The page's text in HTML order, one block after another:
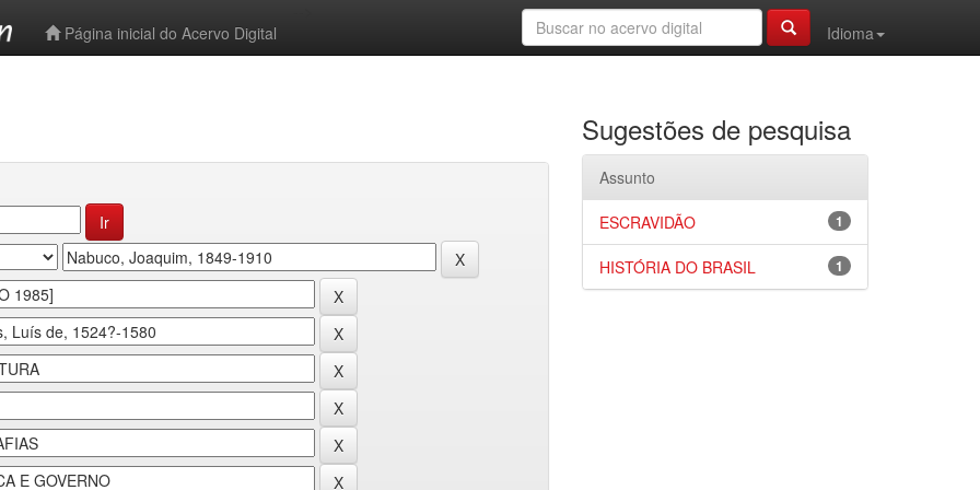
Página inicial do Acervo Digital
Idioma
Sugestões de pesquisa
Assunto
1
ESCRAVIDÃO
1
HISTÓRIA DO BRASIL